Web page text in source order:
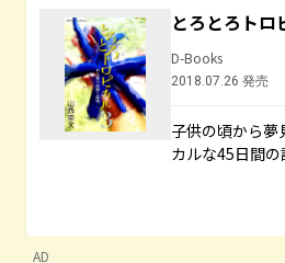
とろとろト
D-Books
2018.07.26 発売
子供の頃から
カルな45日間の
AD